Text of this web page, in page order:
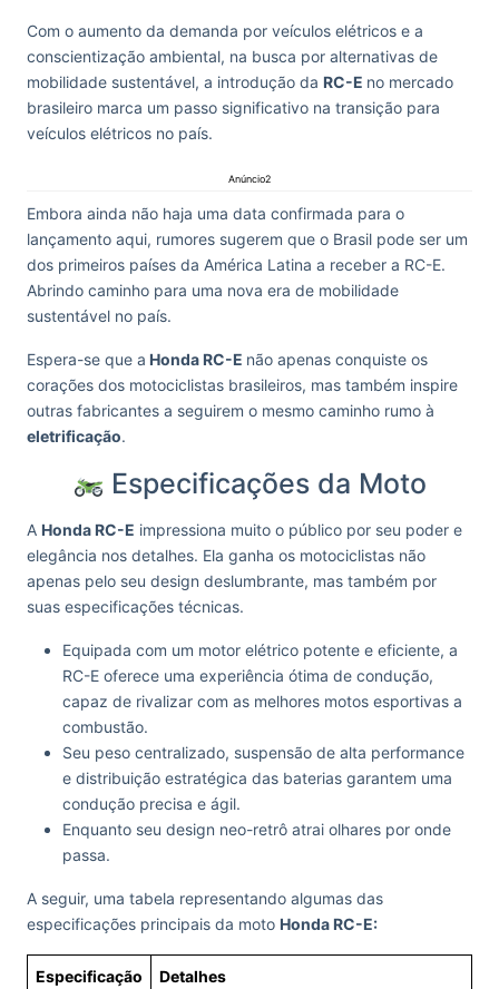
Com o aumento da demanda por veículos elétricos e a
conscientização ambiental, na busca por alternativas de
mobilidade sustentável, a introdução da RC-E no mercado
brasileiro marca um passo significativo na transição para
veículos elétricos no país.
Anúncio2
Embora ainda não haja uma data confirmada para o
lançamento aqui, rumores sugerem que o Brasil pode ser um
dos primeiros países da América Latina a receber a RC-E.
Abrindo caminho para uma nova era de mobilidade
sustentável no país.
Espera-se que a Honda RC-E não apenas conquiste os
corações dos motociclistas brasileiros, mas também inspire
outras fabricantes a seguirem o mesmo caminho rumo à
eletrificação.
Especificações da Moto
A Honda RC-E impressiona muito o público por seu poder e
elegância nos detalhes. Ela ganha os motociclistas não
apenas pelo seu design deslumbrante, mas também por
suas especificações técnicas.
Equipada com um motor elétrico potente e eficiente, a
RC-E oferece uma experiência ótima de condução,
capaz de rivalizar com as melhores motos esportivas a
combustão.
Seu peso centralizado, suspensão de alta performance
e distribuição estratégica das baterias garantem uma
condução precisa e ágil.
Enquanto seu design neo-retrô atrai olhares por onde
passa.
A seguir, uma tabela representando algumas das
especificações principais da moto Honda RC-E:
Especificação Detalhes